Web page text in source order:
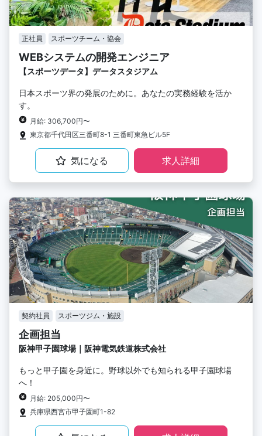
正社員 スポーツチーム・協会
WEBシステムの開発エンジニア
【スポーツデータ】データスタジアム
日本スポーツ界の発展のために。あなたの実務経験を活か
す。
月給: 306,700円〜
東京都千代田区三番町8-1 三番町東急ビル5F
気になる 求人詳細
契約社員 スポーツジム・施設
企画担当
阪神甲子園球場｜阪神電気鉄道株式会社
もっと甲子園を身近に。野球以外でも知られる甲子園球場
へ！
月給: 205,000円〜
兵庫県西宮市甲子園町1-82